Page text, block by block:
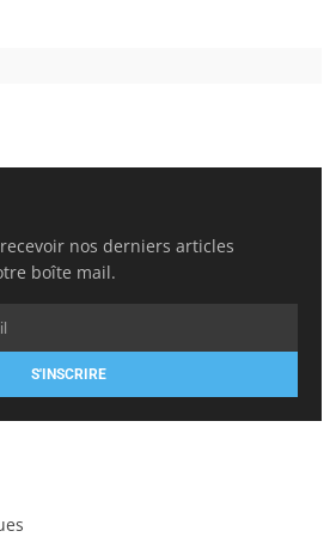
nos derniers articles
boîte mail.
S'INSCRIRE